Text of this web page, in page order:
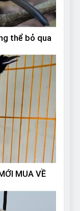
thể bỏ qua
MUA VỀ